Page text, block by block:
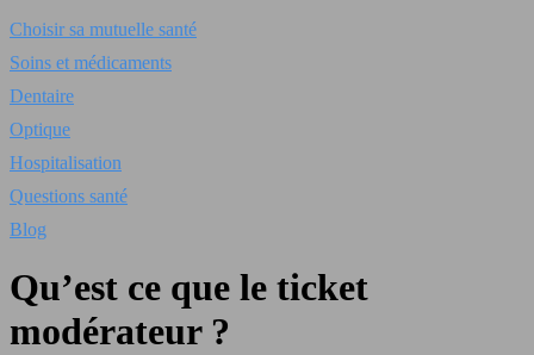
Choisir sa mutuelle santé
Soins et médicaments
Dentaire
Optique
Hospitalisation
Questions santé
Blog
Qu’est ce que le ticket
modérateur ?